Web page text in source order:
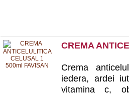
CREMA
Crema
iedera, ardei
vitamina c,